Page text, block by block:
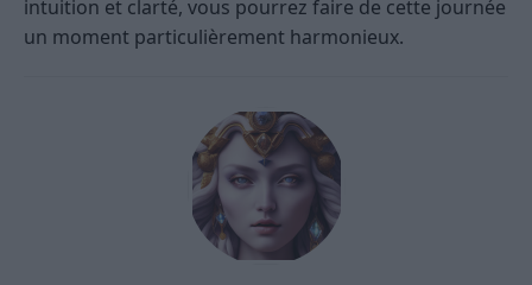
intuition et clarté, vous pourrez faire de cette journée
un moment particulièrement harmonieux.